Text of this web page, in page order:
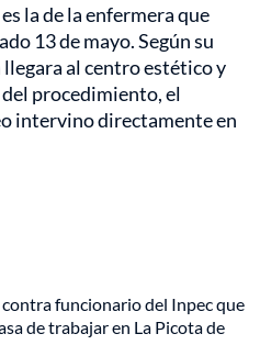
la de la enfermera que
13 de mayo. Según su
al centro estético y
procedimiento, el
intervino directamente en
funcionario del Inpec que
de trabajar en La Picota de